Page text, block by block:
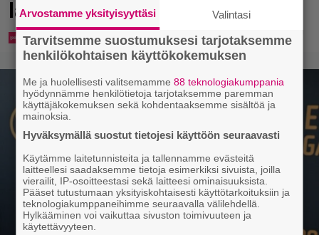
laiturilla
Arvostamme yksityisyyttäsi Valintasi
Tarvitsemme suostumuksesi tarjotaksemme
henkilökohtaisen käyttökokemuksen
Me ja huolellisesti valitsemamme88 teknologiakumppania
hyödynnämme henkilötietoja tarjotaksemme paremman
käyttäjäkokemuksen sekä kohdentaaksemme sisältöä ja
mainoksia.
Hyväksymällä suostut tietojesi käyttöön seuraavasti
Käytämme laitetunnisteita ja tallennamme evästeitä
laitteellesi saadaksemme tietoja esimerkiksi sivuista, joilla
vierailit, IP-osoitteestasi sekä laitteesi ominaisuuksista.
Pääset tutustumaan yksityiskohtaisesti käyttötarkoituksiin ja
teknologiakumppaneihimme seuraavalla välilehdellä.
Hylkääminen voi vaikuttaa sivuston toimivuuteen ja
käytettävyyteen.